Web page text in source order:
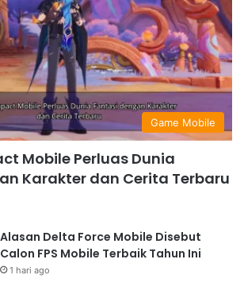
Game Mobile
Mobile Perluas Dunia
Karakter dan Cerita Terbaru
Alasan Delta Force Mobile Disebut
Calon FPS Mobile Terbaik Tahun Ini
1 hari ago